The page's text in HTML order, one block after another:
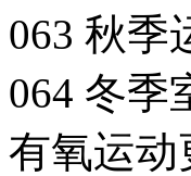
063 秋季
064 冬季
有氧运动